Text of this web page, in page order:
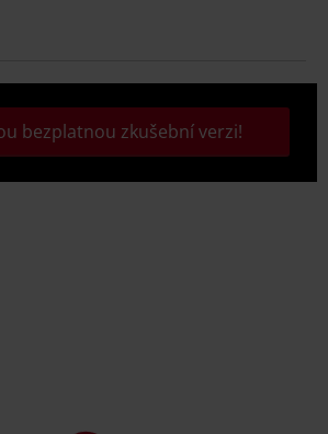
bezplatnou zkušební verzi!